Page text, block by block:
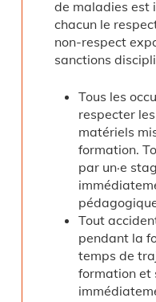
de maladies est
chacun le
non-respect
sanctions
Tous les
respecter
matériels
formation.
par un·e
Tout
pendant la
temps de
formation et